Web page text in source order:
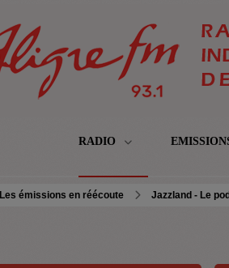
RADIO
Les émissions en réécoute Jazzland - Le